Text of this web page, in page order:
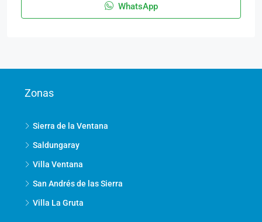
WhatsApp
Zonas
Sierra de la Ventana
Saldungaray
Villa Ventana
San Andrés de las Sierra
Villa La Gruta